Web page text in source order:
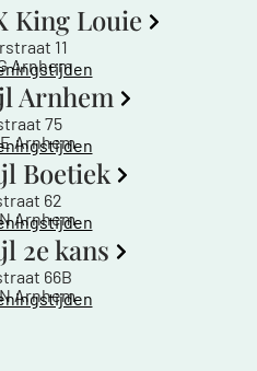
King Louie
11
Arnhem
Arnhem
75
Arnhem
Boetiek
62
Arnhem
2e kans
66B
Arnhem